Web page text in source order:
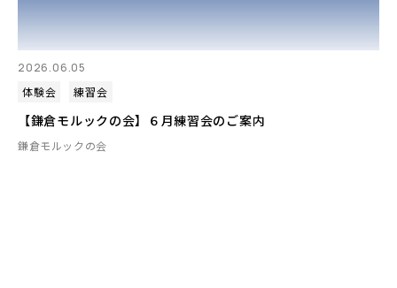
2026.06.05
体験会
練習会
【鎌倉モルックの会】６月練習会のご案内
鎌倉モルックの会